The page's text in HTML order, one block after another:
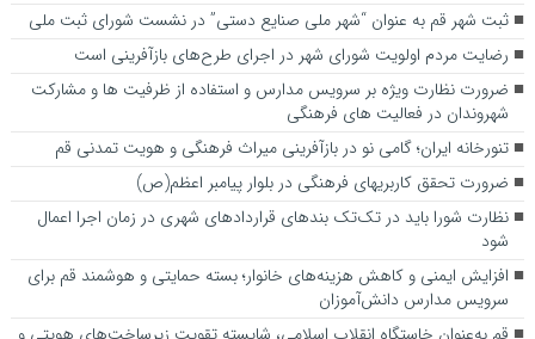
ثبت شهر قم به عنوان “شهر ملی صنایع دستی” در نشست شورای ثبت ملی
رضایت مردم اولویت شورای شهر در اجرای طرح‌های بازآفرینی است
ضرورت نظارت ویژه بر سرویس مدارس و استفاده از ظرفیت ها و مشارکت
شهروندان در فعالیت های فرهنگی
تنورخانه ایران؛ گامی نو در بازآفرینی میراث فرهنگی و هویت تمدنی قم
ضرورت تحقق کاربری­های فرهنگی در بلوار پیامبر اعظم(ص)
نظارت شورا باید در تک‌تک بندهای قراردادهای شهری در زمان اجرا اعمال
شود
افزایش ایمنی و کاهش هزینه‌های خانوار؛ بسته حمایتی و هوشمند قم برای
سرویس مدارس دانش‌آموزان